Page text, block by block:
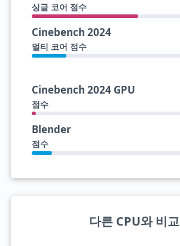
싱글 코어 점수
Cinebench 2024
멀티 코어 점수
Cinebench 2024 GPU
점수
Blender
점수
다른 CPU와 비교